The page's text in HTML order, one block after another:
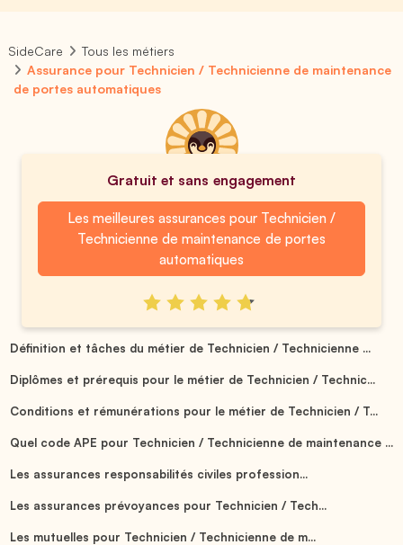
SideCare
Tous les métiers
Assurance pour Technicien / Technicienne de maintenance
de portes automatiques
Gratuit et sans engagement
Les meilleures assurances pour Technicien /
Technicienne de maintenance de portes
automatiques
Définition et tâches du métier de Technicien / Technicienne ...
Diplômes et prérequis pour le métier de Technicien / Technic...
Conditions et rémunérations pour le métier de Technicien / T...
Quel code APE pour Technicien / Technicienne de maintenance ...
Les assurances responsabilités civiles profession...
Les assurances prévoyances pour Technicien / Tech...
Les mutuelles pour Technicien / Technicienne de m...